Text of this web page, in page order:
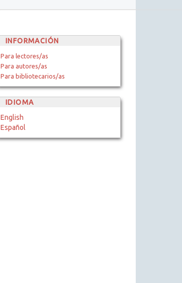
INFORMACIÓN
Para lectores/as
Para autores/as
Para bibliotecarios/as
IDIOMA
English
Español